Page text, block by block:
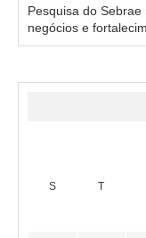
Pesquisa do
negócios e
S T